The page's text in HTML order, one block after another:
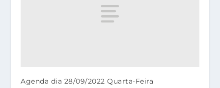
Agenda dia 28/09/2022 Quarta-Feira